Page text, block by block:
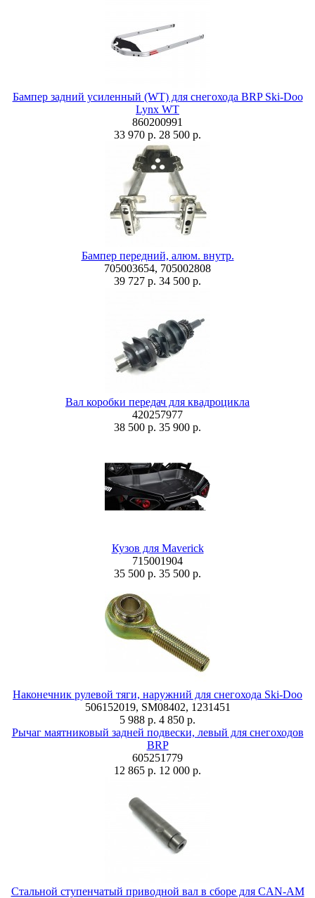
Бампер задний усиленный (WT) для снегохода BRP Ski-Doo
Lynx WT
860200991
33 970 р. 28 500 р.
Бампер передний, алюм. внутр.
705003654, 705002808
39 727 р. 34 500 р.
Вал коробки передач для квадроцикла
420257977
38 500 р. 35 900 р.
Кузов для Maverick
715001904
35 500 р. 35 500 р.
Наконечник рулевой тяги, наружний для снегохода Ski-Doo
506152019, SM08402, 1231451
5 988 р. 4 850 р.
Рычаг маятниковый задней подвески, левый для снегоходов
BRP
605251779
12 865 р. 12 000 р.
Стальной ступенчатый приводной вал в сборе для CAN-AM